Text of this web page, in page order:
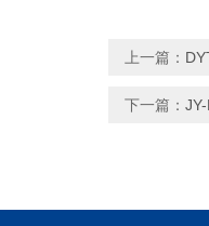
上一篇：
下一篇：